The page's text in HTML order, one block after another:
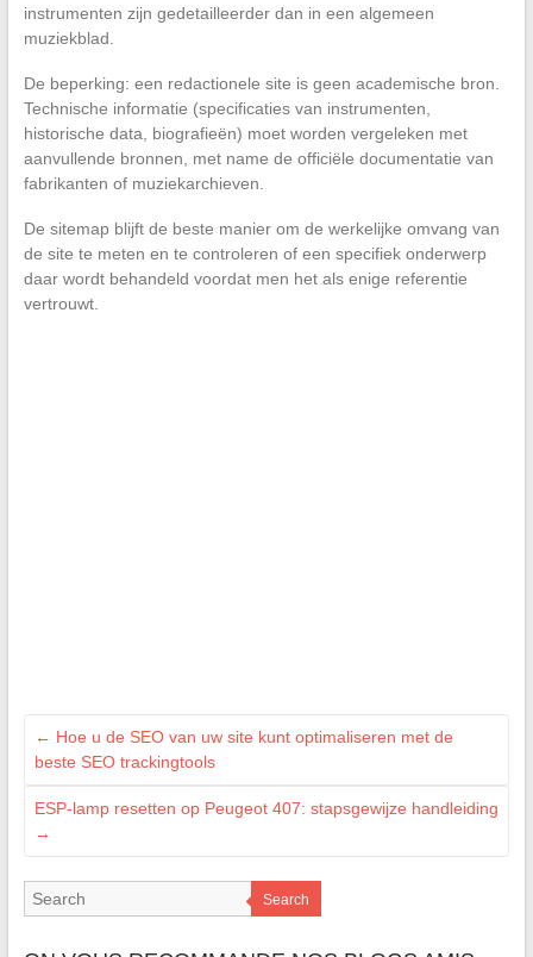
instrumenten zijn gedetailleerder dan in een algemeen
muziekblad.
De beperking: een redactionele site is geen academische bron.
Technische informatie (specificaties van instrumenten,
historische data, biografieën) moet worden vergeleken met
aanvullende bronnen, met name de officiële documentatie van
fabrikanten of muziekarchieven.
De sitemap blijft de beste manier om de werkelijke omvang van
de site te meten en te controleren of een specifiek onderwerp
daar wordt behandeld voordat men het als enige referentie
vertrouwt.
← Hoe u de SEO van uw site kunt optimaliseren met de
beste SEO trackingtools
ESP-lamp resetten op Peugeot 407: stapsgewijze handleiding
→
Search